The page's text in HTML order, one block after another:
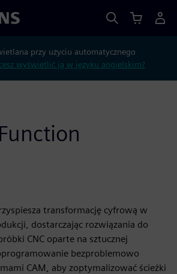
przy użyciu automatycznego
wyświetlić ją w języku angielskim?
transformację cyfrową w
dostarczając rozwiązania do
CNC oparte na sztucznej
bezproblemowo
CAM, aby zoptymalizować ścieżki